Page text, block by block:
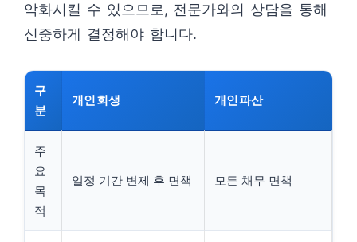
악화시킬 수 있으므로, 전문가와의 상담을 통해
신중하게 결정해야 합니다.
구
분
개인회생 개인파산
주
요
목
적
일정 기간 변제 후 면책 모든 채무 면책